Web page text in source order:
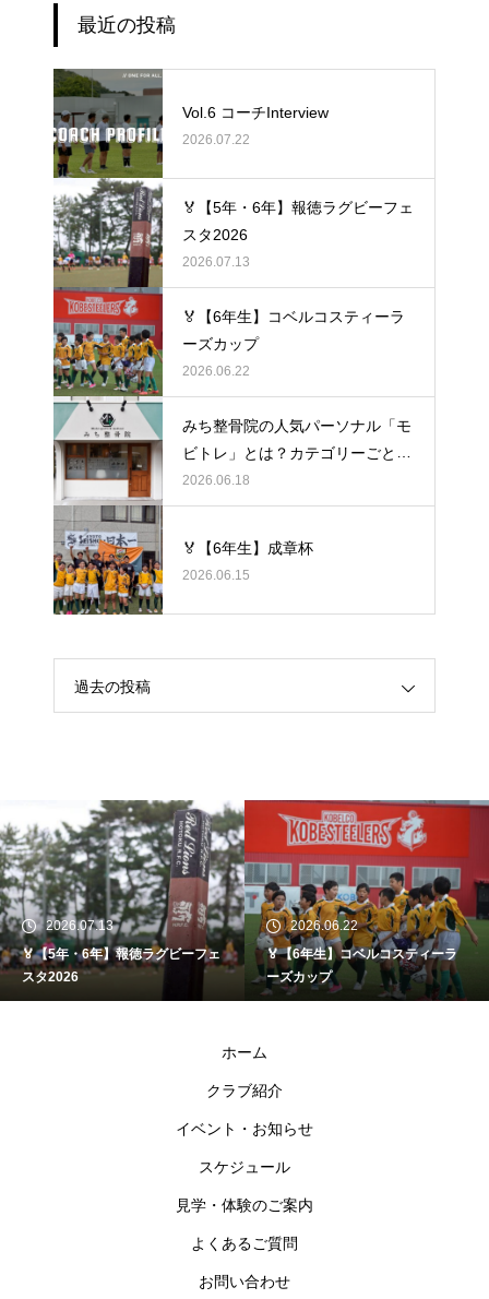
最近の投稿
Vol.6 コーチInterview
2026.07.22
🏅【5年・6年】報徳ラグビーフェ
スタ2026
2026.07.13
🏅【6年生】コベルコスティーラ
ーズカップ
2026.06.22
みち整骨院の人気パーソナル「モ
ビトレ」とは？カテゴリーごとの
ラグビーの悩みをヒントに考え
る、身体のケア
2026.06.18
🏅【6年生】成章杯
2026.06.15
過去の投稿
2026.07.13
🏅【5年・6年】報徳ラグビーフェ
スタ2026
2026.06.22
🏅【6年生】コベルコスティーラ
ーズカップ
ホーム
クラブ紹介
イベント・お知らせ
スケジュール
見学・体験のご案内
よくあるご質問
お問い合わせ